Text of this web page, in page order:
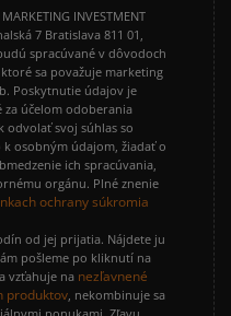
INVESTMENT
7 Bratislava 811 01,
spracúvané v dôvodoch
sa považuje marketing
Poskytnutie údajov je
účelom odoberania
odvolať svoj súhlas so
osobným údajom, žiadať o
ich spracúvania,
orgánu. Plné znenie
ochrany súkromia
od jej prijatia. Nájdete ju
pošleme po kliknutí na
vzťahuje na nezľavnené
produktov, nekombinuje sa